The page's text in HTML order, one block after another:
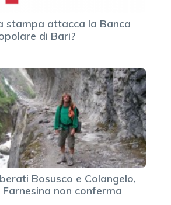
stampa attacca la Banca
di Bari?
Bosusco e Colangelo,
Farnesina non conferma